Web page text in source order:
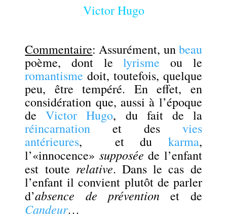
Victor Hugo
Commentaire: Assurément, unbeau
poème, dont lelyrisme ou le
romantisme doit, toutefois, quelque
peu, être tempéré. En effet, en
considération que, aussi à l’époque
deVictor Hugo, du fait de la
réincarnation et des vies
antérieures, et du karma,
l’«innocence» supposée de l’enfant
est toute relative. Dans le cas de
l’enfant il convient plutôt de parler
d’absence de prévention et de
Candeur…